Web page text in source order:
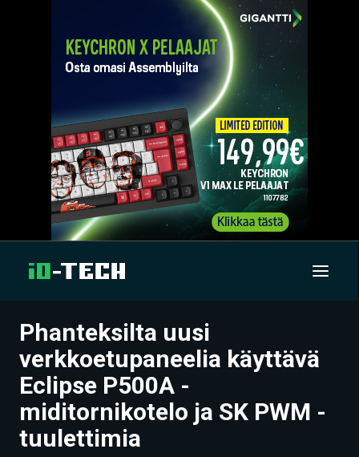
UUTISET
ARTIKKELIT
VIDEOT
TECHBBS
Phanteksilta uusi
verkkoetupaneelia käyttävä
Eclipse P500A -
miditornikotelo ja SK PWM -
tuulettimia